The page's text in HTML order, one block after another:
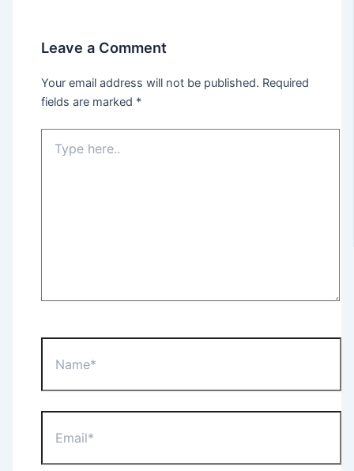
Leave a Comment
Your email address will not be published. Required
fields are marked *
here..